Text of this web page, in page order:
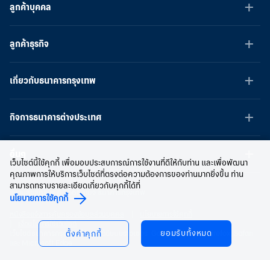
ลูกค้าบุคคล
ลูกค้าธุรกิจ
เกี่ยวกับธนาคารกรุงเทพ
กิจการธนาคารต่างประเทศ
สงวนลิขสิทธิ์ พ.ศ.2566 บมจ.ธนาคารกรุงเทพ
เงื่อนไขการใช้เว็บไซต์
เว็บไซต์ธนาคารกรุงเทพ ใช้งานได้ดีบนบราวเซอร์ Google Chrome, Firefox, Safari
และ Microsoft Edge
เว็บไซต์นี้ใช้คุกกี้ เพื่อมอบประสบการณ์การใช้งานที่ดีให้กับท่าน และเพื่อพัฒนา
คุณภาพการให้บริการเว็บไซต์ที่ตรงต่อความต้องการของท่านมากยิ่งขึ้น ท่าน
สามารถทราบรายละเอียดเกี่ยวกับคุกกี้ได้ที่
นโยบายการใช้คุกกี้
ตั้งค่าคุกกี้ ยอมรับทั้งหมด